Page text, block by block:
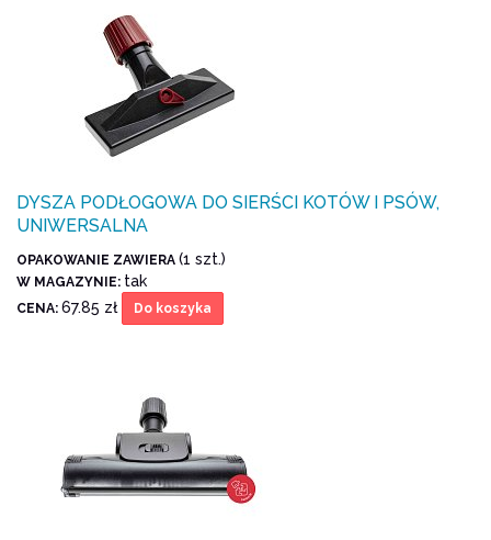
DYSZA PODŁOGOWA DO SIERŚCI KOTÓW I PSÓW,
UNIWERSALNA
OPAKOWANIE ZAWIERA (1 szt.)
W MAGAZYNIE: tak
CENA: 67.85 zł Do koszyka